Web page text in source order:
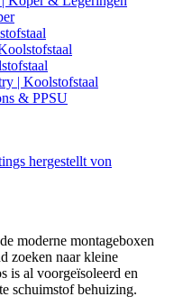
| Koolstofstaal
& PPSU
moderne montageboxen
zoeken naar kleine
al voorgeïsoleerd en
schuimstof behuizing.